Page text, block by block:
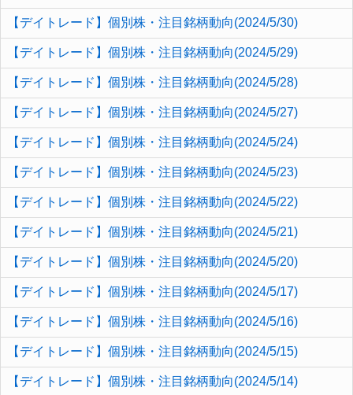
【デイトレード】個別株・注目銘柄動向(2024/5/30)
【デイトレード】個別株・注目銘柄動向(2024/5/29)
【デイトレード】個別株・注目銘柄動向(2024/5/28)
【デイトレード】個別株・注目銘柄動向(2024/5/27)
【デイトレード】個別株・注目銘柄動向(2024/5/24)
【デイトレード】個別株・注目銘柄動向(2024/5/23)
【デイトレード】個別株・注目銘柄動向(2024/5/22)
【デイトレード】個別株・注目銘柄動向(2024/5/21)
【デイトレード】個別株・注目銘柄動向(2024/5/20)
【デイトレード】個別株・注目銘柄動向(2024/5/17)
【デイトレード】個別株・注目銘柄動向(2024/5/16)
【デイトレード】個別株・注目銘柄動向(2024/5/15)
【デイトレード】個別株・注目銘柄動向(2024/5/14)